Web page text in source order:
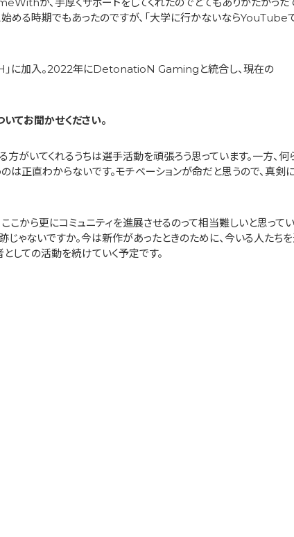
る時期でもあったのですが、「大学に行かないならYouTube
に加入。2022年にDetonatioN Gamingと統合し、現在の
てお聞かせください。
がいてくれるうちは選手活動を頑張ろう思っています。一方、何
は正直わからないです。モチベーションが命だと思うので、真剣
から更にコミュニティを進展させるのって相当難しいと思ってい
ゃないですか。今は新作があったときのために、今いる人たち
しての活動を続けていく予定です。